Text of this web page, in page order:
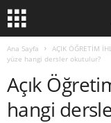
Ana Sayfa AÇIK ÖĞRETİM
yüze hangi dersler okutulur?
Açık
hangi